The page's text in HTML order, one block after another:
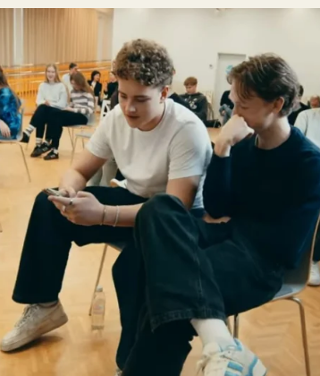
Konsultatsioonid
Olümpiaadid
Rahvusvahelised projektid
Kooli aumärgid
Nõukogu ja õppenõukogu
Dokumendid
Koolituskeskus
Õppemaks
Raamatukogu
Huvitegevus
Järelevalve
Kooliõde ja koolipsühholoogid